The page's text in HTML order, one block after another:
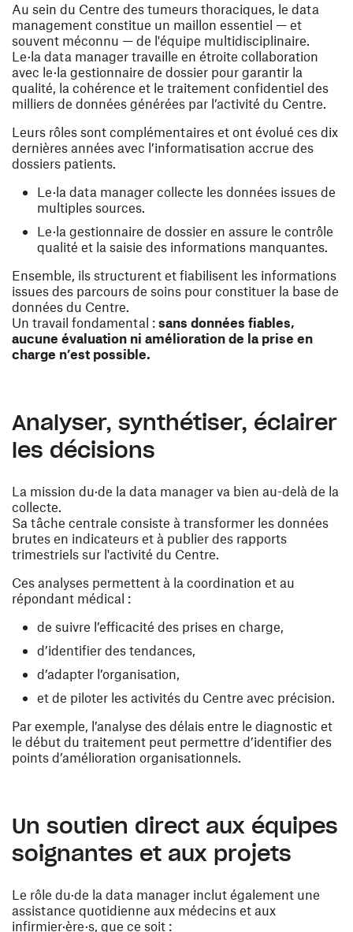
Au sein du Centre des tumeurs thoraciques, le data
management constitue un maillon essentiel — et
souvent méconnu — de l'équipe multidisciplinaire.
Le·la data manager travaille en étroite collaboration
avec le·la gestionnaire de dossier pour garantir la
qualité, la cohérence et le traitement confidentiel des
milliers de données générées par l’activité du Centre.
Leurs rôles sont complémentaires et ont évolué ces dix
dernières années avec l’informatisation accrue des
dossiers patients.
Le·la data manager collecte les données issues de
multiples sources.
Le·la gestionnaire de dossier en assure le contrôle
qualité et la saisie des informations manquantes.
Ensemble, ils structurent et fiabilisent les informations
issues des parcours de soins pour constituer la base de
données du Centre.
Un travail fondamental : sans données fiables,
aucune évaluation ni amélioration de la prise en
charge n’est possible.
Analyser, synthétiser, éclairer
les décisions
La mission du·de la data manager va bien au-delà de la
collecte.
Sa tâche centrale consiste à transformer les données
brutes en indicateurs et à publier des rapports
trimestriels sur l'activité du Centre.
Ces analyses permettent à la coordination et au
répondant médical :
de suivre l’efficacité des prises en charge,
d’identifier des tendances,
d’adapter l’organisation,
et de piloter les activités du Centre avec précision.
Par exemple, l’analyse des délais entre le diagnostic et
le début du traitement peut permettre d’identifier des
points d’amélioration organisationnels.
Un soutien direct aux équipes
soignantes et aux projets
Le rôle du·de la data manager inclut également une
assistance quotidienne aux médecins et aux
infirmier·ère·s, que ce soit :